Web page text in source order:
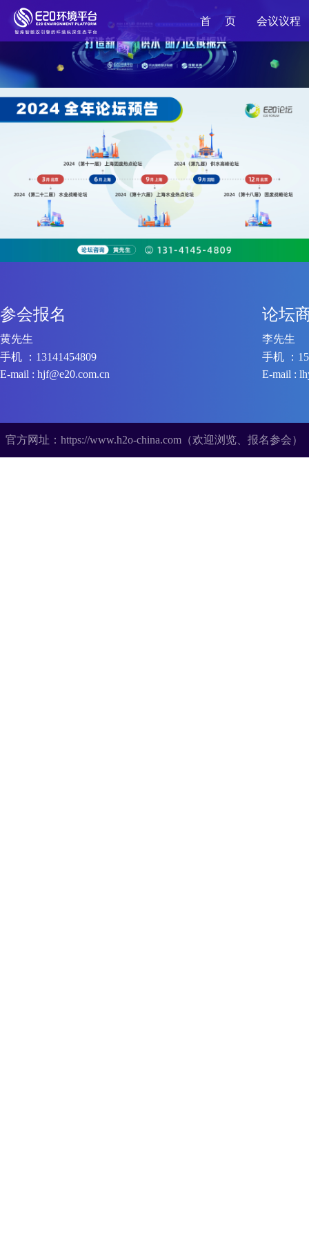
首 页 会议议程
参会报名
黄先生
手机 ： 13141454809
E-mail : hjf@e20.com.cn
论坛
李先生
手机 ：
E-mail :
官方网址：https://www.h2o-china.com （欢迎浏览、报名参会）